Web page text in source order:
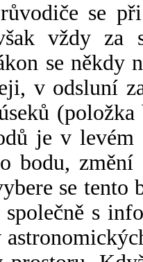
se
vždy za
se někdy
v odsluní
je v
bodu,
se tento
s